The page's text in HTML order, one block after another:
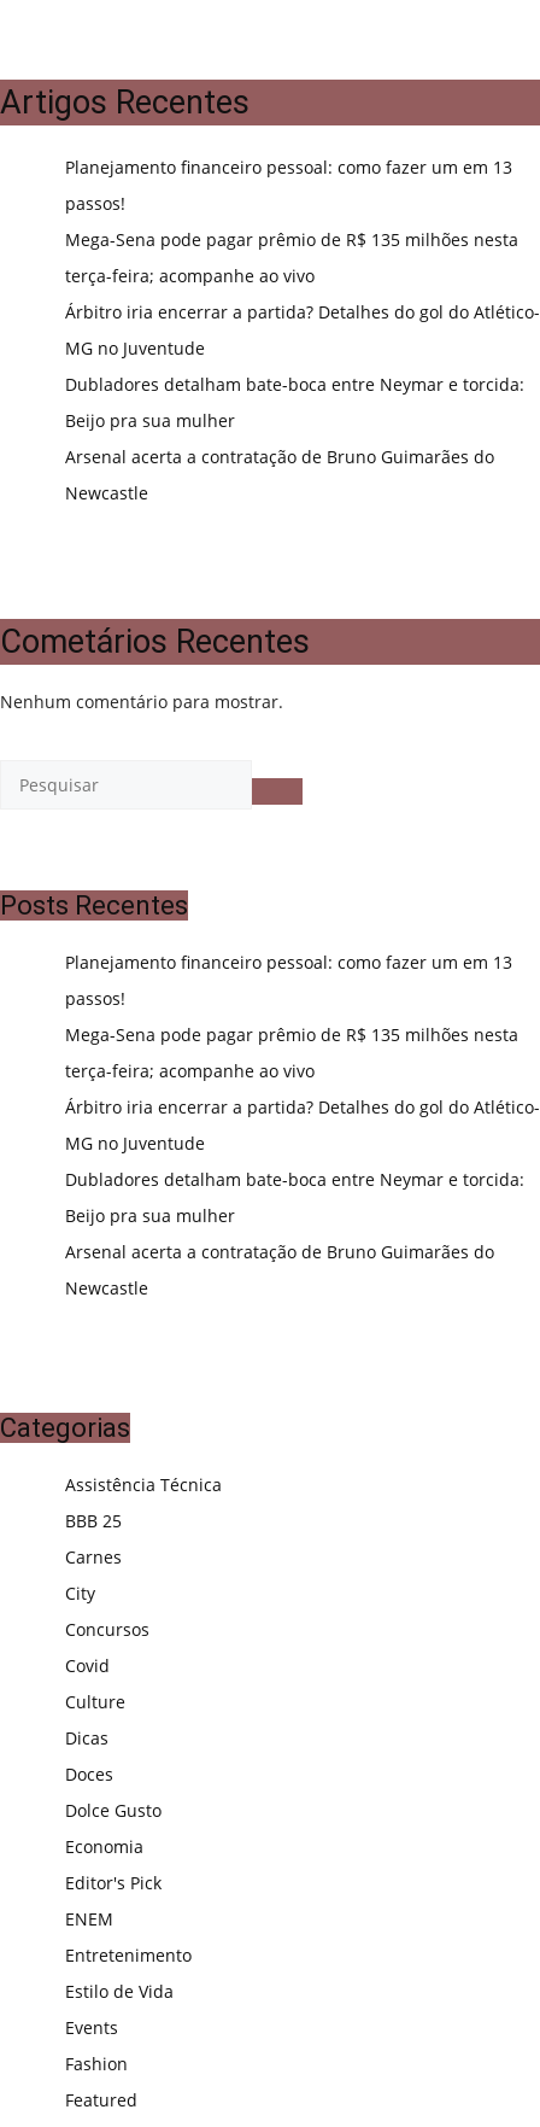
Artigos Recentes
Planejamento financeiro pessoal: como fazer um em 13
passos!
Mega-Sena pode pagar prêmio de R$ 135 milhões nesta
terça-feira; acompanhe ao vivo
Árbitro iria encerrar a partida? Detalhes do gol do Atlético-
MG no Juventude
Dubladores detalham bate-boca entre Neymar e torcida:
Beijo pra sua mulher
Arsenal acerta a contratação de Bruno Guimarães do
Newcastle
Cometários Recentes
Nenhum comentário para mostrar.
Posts Recentes
Planejamento financeiro pessoal: como fazer um em 13
passos!
Mega-Sena pode pagar prêmio de R$ 135 milhões nesta
terça-feira; acompanhe ao vivo
Árbitro iria encerrar a partida? Detalhes do gol do Atlético-
MG no Juventude
Dubladores detalham bate-boca entre Neymar e torcida:
Beijo pra sua mulher
Arsenal acerta a contratação de Bruno Guimarães do
Newcastle
Categorias
Assistência Técnica
BBB 25
Carnes
City
Concursos
Covid
Culture
Dicas
Doces
Dolce Gusto
Economia
Editor's Pick
ENEM
Entretenimento
Estilo de Vida
Events
Fashion
Featured